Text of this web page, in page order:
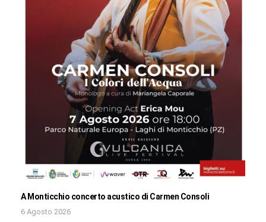
A Monticchio concerto acustico di Carmen Consoli
6 Agosto 2026